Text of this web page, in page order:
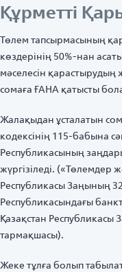
Құрметті
Төлем тапсырмасының
көздерінің 50%-нан
мәселесін қарастырудың
сомаға ҒАНА қатысты
Жалақыдан ұсталатын
кодексінің 115-бабына
Республикасының
жүргізіледі. («Төлемдер
Республикасы Заңының
Республикасындағы
Қазақстан
тармақшасы).
Жеке тұлға болып